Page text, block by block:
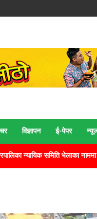
विज्ञापन ई‍-पेपर
भेलाका नाममा लाखौं भ्रष्टाचार